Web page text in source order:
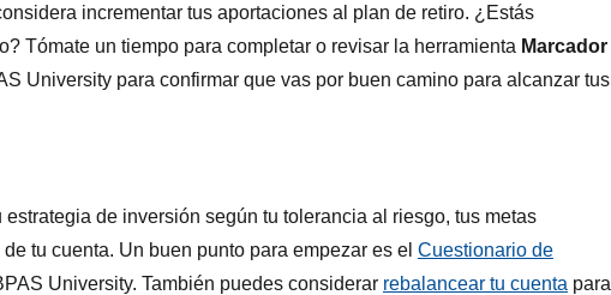
incrementar tus aportaciones al plan de retiro. ¿Estás
Tómate un tiempo para completar o revisar la herramienta Marcador
University para confirmar que vas por buen camino para alcanzar tus
de inversión según tu tolerancia al riesgo, tus metas
tu cuenta. Un buen punto para empezar es el Cuestionario de
University. También puedes considerar rebalancear tu cuenta para